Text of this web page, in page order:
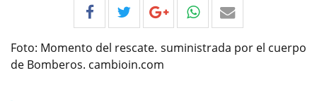
Foto: Momento del rescate. suministrada por el cuerpo
de Bomberos. cambioin.com